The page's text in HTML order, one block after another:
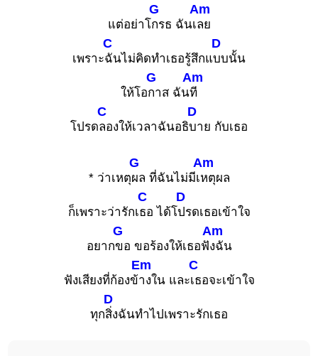
แต่อย่าโ
G
กรธ ฉันเ
Am
ลย
เพราะ
C
ฉันไม่คิดทําเธอรู้สึกแ
D
บบนั้น
ให้โอ
G
กาส ฉัน
Am
ที
โปรด
C
ลองให้เวลาฉันอธิ
D
บาย กับเธอ
* ว่าเหตุ
G
ผล ที่ฉันไม่มีเ
Am
หตุผล
ก็เพราะว่ารักเ
C
ธอ ได้โ
D
ปรดเธอเข้าใจ
อยาก
G
ขอ ขอร้องให้เธอฟั
Am
งฉัน
ฟังเสียงที่ก้องข้
Em
างใน และ
C
เธอจะเข้าใจ
ทุก
D
สิ่งฉันทําไปเพราะรักเธอ